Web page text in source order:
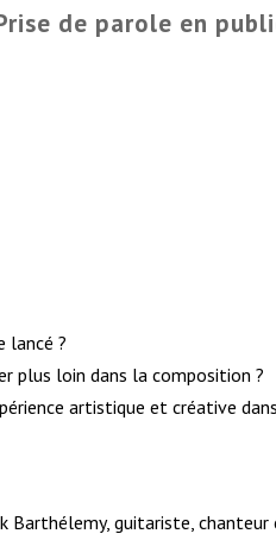
de parole en
lancé ?
plus loin dans la composition ?
artistique et créative
Barthélemy, guitariste, chanteur